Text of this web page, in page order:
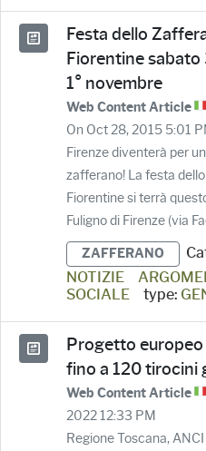
Festa dello
Fiorentine
1° novembre
Web Content Article
On Oct 28, 2015 5:01
Firenze diventerà per
zafferano! La festa
Fiorentine si terrà
Fuligno di Firenze (via
ZAFFERANO
NOTIZIE
SOCIALE
type:
Progetto
fino a 120 tirocini
Web Content Article
2022 12:33 PM
Regione Toscana,